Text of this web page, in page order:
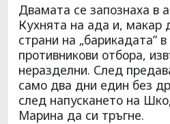
Двамата се запознаха в
Кухнята на ада и, макар
страни на „барикадата”
противникови отбора,
неразделни. След
само два дни един без
след напускането на
Марина да си тръгне.